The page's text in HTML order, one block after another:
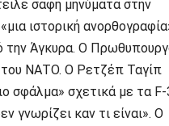
σαφή μηνύματα στην
ιστορική
την Άγκυρα. Ο
του ΝΑΤΟ. Ο Ρετζέπ Ταγίπ
σφάλμα» σχετικά με τα F-
γνωρίζει καν τι είναι». Ο